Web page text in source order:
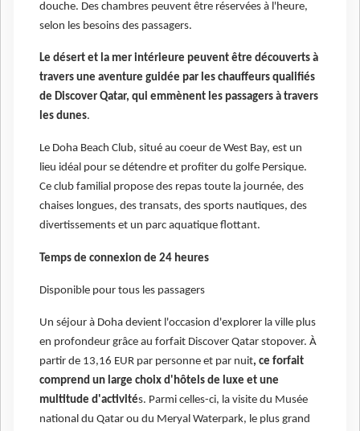
douche. Des chambres peuvent être réservées à l'heure,
selon les besoins des passagers.
Le désert et la mer intérieure peuvent être découverts à
travers une aventure guidée par les chauffeurs qualifiés
de Discover Qatar, qui emmènent les passagers à travers
les dunes.
Le Doha Beach Club, situé au coeur de West Bay, est un
lieu idéal pour se détendre et profiter du golfe Persique.
Ce club familial propose des repas toute la journée, des
chaises longues, des transats, des sports nautiques, des
divertissements et un parc aquatique flottant.
Temps de connexion de 24 heures
Disponible pour tous les passagers
Un séjour à Doha devient l'occasion d'explorer la ville plus
en profondeur grâce au forfait Discover Qatar stopover. À
partir de 13,16 EUR par personne et par nuit, ce forfait
comprend un large choix d'hôtels de luxe et une
multitude d'activités. Parmi celles-ci, la visite du Musée
national du Qatar ou du Meryal Waterpark, le plus grand